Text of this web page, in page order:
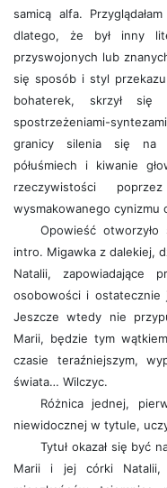
samicą alfa.
dlatego, że był inny
przyswojonych lub
się sposób i styl
bohaterek, skrzył się
spostrzeżeniami-
granicy silenia się na
półuśmiech i kiwanie
rzeczywistości
wysmakowanego cynizmu
Opowieść
intro. Migawka z dalekiej,
Natalii, zapowiadające
osobowości i ostatecznie
Jeszcze wtedy nie
Marii, będzie tym
czasie teraźniejszym,
świata… Wilczyc.
Różnica jednej,
niewidocznej w tytule,
Tytuł okazał się być
Marii i jej córki